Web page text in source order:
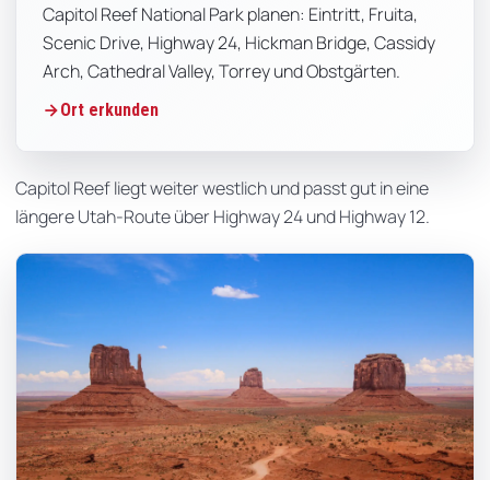
Capitol Reef National Park planen: Eintritt, Fruita,
Scenic Drive, Highway 24, Hickman Bridge, Cassidy
Arch, Cathedral Valley, Torrey und Obstgärten.
Ort erkunden
Capitol Reef liegt weiter westlich und passt gut in eine
längere Utah-Route über Highway 24 und Highway 12.